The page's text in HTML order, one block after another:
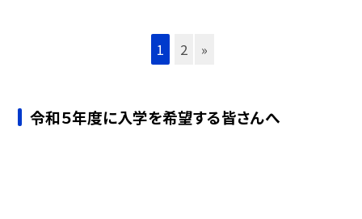
1 2 »
令和５年度に入学を希望する皆さんへ